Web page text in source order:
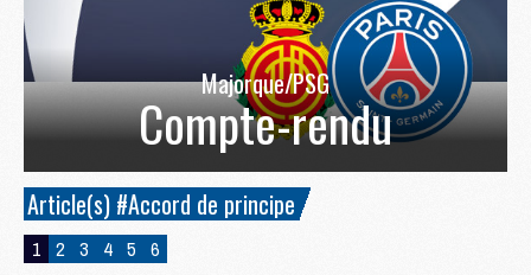
Majorque/PSG
Compte-rendu
Article(s) #Accord de principe
1 2 3 4 5 6